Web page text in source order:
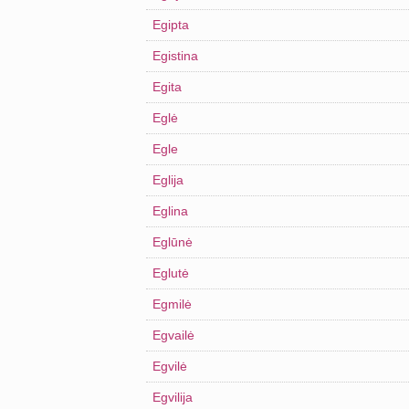
Egipta
Egistina
Egita
Eglė
Egle
Eglija
Eglina
Eglūnė
Eglutė
Egmilė
Egvailė
Egvilė
Egvilija